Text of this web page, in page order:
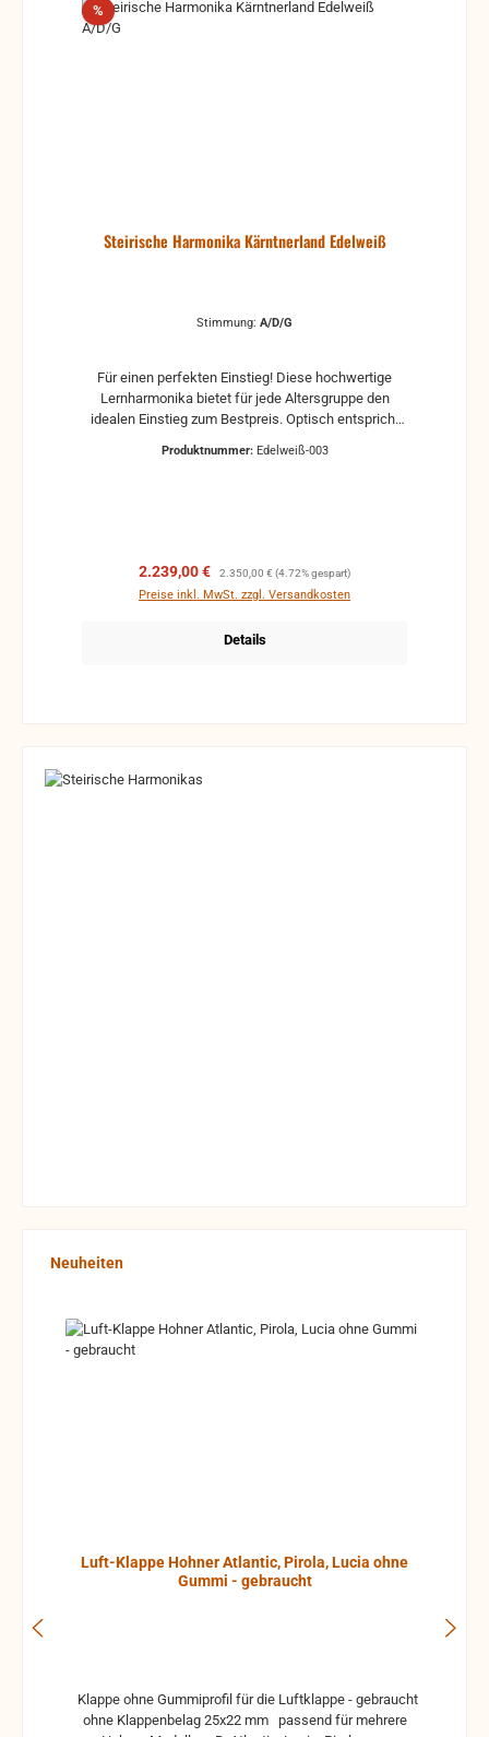
%Rabatt
Steirische Harmonika Kärntnerland Edelweiß
Stimmung: A/D/G
Für einen perfekten Einstieg! Diese hochwertige
Lernharmonika bietet für jede Altersgruppe den
idealen Einstieg zum Bestpreis. Optisch entspricht
auf dieser Steirischen zum Kinderspiel. Mögliche
Stimmungen bestellbar: G/C/F B/Es/As
Produktnummer: Edelweiß-003
Verkaufspreis:
2.239,00 € Regulärer Preis:
2.350,00 € (4.72% gespart)
Preise inkl. MwSt. zzgl. Versandkosten
Details
Produktgalerie überspringen
Neuheiten
Luft-Klappe Hohner Atlantic, Pirola, Lucia ohne
Gummi - gebraucht
ohne Klappenbelag 25x22 mm passend für mehrere